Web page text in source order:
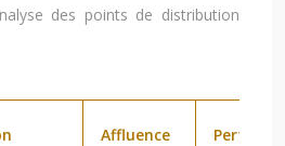
des points de distribution
Affluence